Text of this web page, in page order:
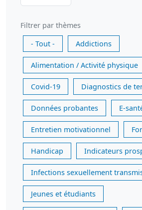
Filtrer par thèmes
- Tout -
Addictions
Alimentation / Activité physique
Covid-19 Diagnostics de
Données probantes E-
Entretien motivationnel
Handicap Indicateurs
Infections sexuellement
Jeunes et étudiants